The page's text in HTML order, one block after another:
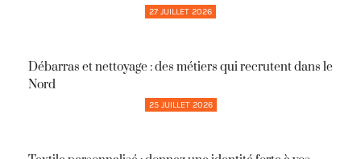
27 JUILLET 2026
Débarras et nettoyage : des métiers qui recrutent dans le
Nord
25 JUILLET 2026